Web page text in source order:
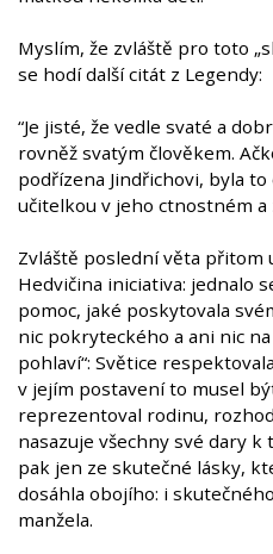
Myslím, že zvláště pro toto
se hodí další citát z Legendy:
“Je jisté, že vedle svaté a
rovněž svatým člověkem.
podřízena Jindřichovi, byla
učitelkou v jeho ctnostném a
Zvláště poslední věta přitom
Hedvičina iniciativa: jednalo
pomoc, jaké poskytovala
nic pokryteckého a ani nic
pohlaví“: Světice
v jejím postavení to musel
reprezentoval rodinu,
nasazuje všechny své dary k
pak jen ze skutečné lásky,
dosáhla obojího: i
manžela.